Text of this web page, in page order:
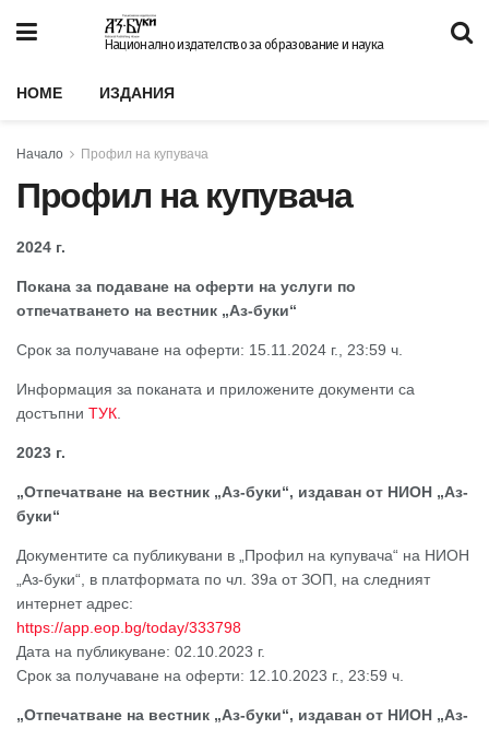
Национално издателство за образование и наука
HOME ИЗДАНИЯ
Начало Профил на купувача
Профил на купувача
2024 г.
Покана за подаване на оферти на услуги по
отпечатването на вестник „Аз-буки“
Срок за получаване на оферти: 15.11.2024 г., 23:59 ч.
Информация за поканата и приложените документи са
достъпни ТУК
2023 г.
„Отпечатване на вестник „Аз-буки“, издаван от НИОН „Аз-
буки“
Документите са публикувани в „Профил на купувача“ на НИОН
„Аз-буки“, в платформата по чл. 39а от ЗОП, на следният
интернет адрес:
https://app.eop.bg/today/333798
Дата на публикуване: 02.10.2023 г.
Срок за получаване на оферти: 12.10.2023 г., 23:59 ч.
„Отпечатване на вестник „Аз-буки“, издаван от НИОН „Аз-